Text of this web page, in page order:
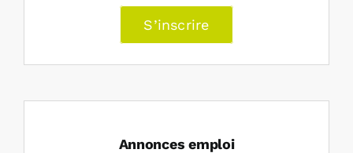
S’inscrire
Annonces emploi